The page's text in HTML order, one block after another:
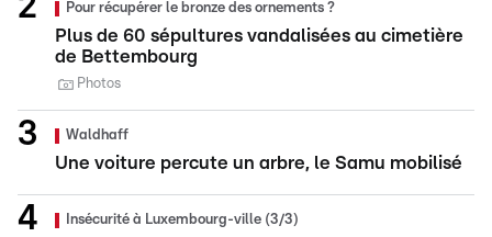
Pour récupérer le bronze des ornements ?
Plus de 60 sépultures vandalisées au cimetière
de Bettembourg
Photos
Waldhaff
Une voiture percute un arbre, le Samu mobilisé
Insécurité à Luxembourg-ville (3/3)